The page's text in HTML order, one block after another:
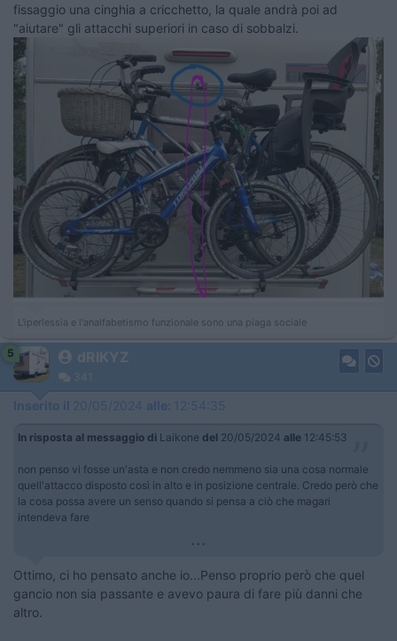
fissaggio una cinghia a cricchetto, la quale andrà poi ad
"aiutare" gli attacchi superiori in caso di sobbalzi.
L'iperlessia e l'analfabetismo funzionale sono una piaga sociale
5 dRIKYZ
341
Inserito il 20/05/2024 alle: 12:54:35
In risposta al messaggio di Laikone del 20/05/2024 alle 12:45:53
non penso vi fosse un'asta e non credo nemmeno sia una cosa normale
quell'attacco disposto così in alto e in posizione centrale. Credo però che
la cosa possa avere un senso quando si pensa a ciò che magari
intendeva fare
...
Ottimo, ci ho pensato anche io...Penso proprio però che quel
gancio non sia passante e avevo paura di fare più danni che
altro.